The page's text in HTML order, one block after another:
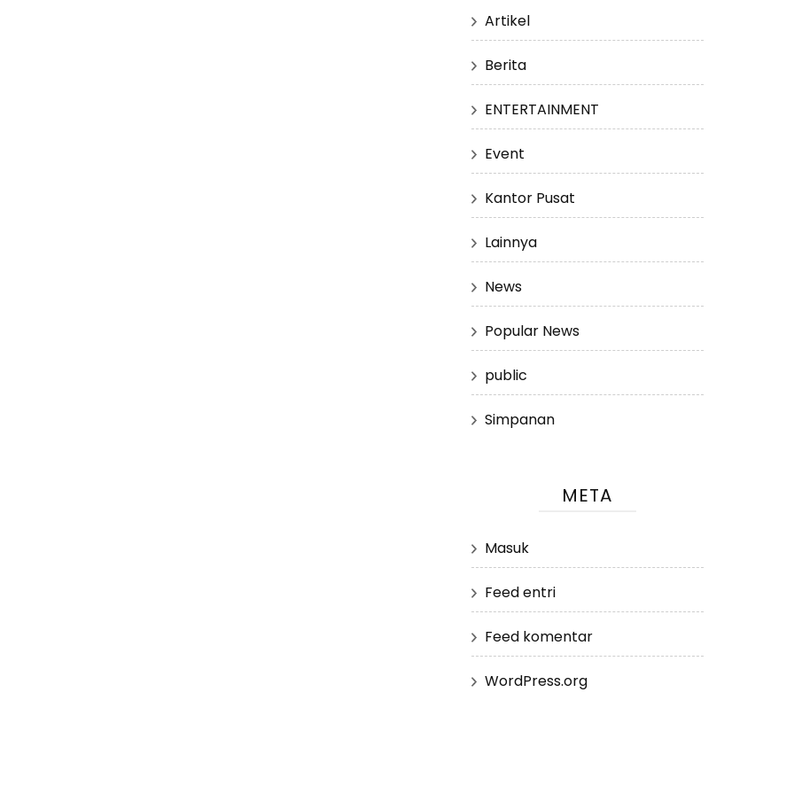
Artikel
Berita
ENTERTAINMENT
Event
Kantor Pusat
Lainnya
News
Popular News
public
Simpanan
META
Masuk
Feed entri
Feed komentar
WordPress.org